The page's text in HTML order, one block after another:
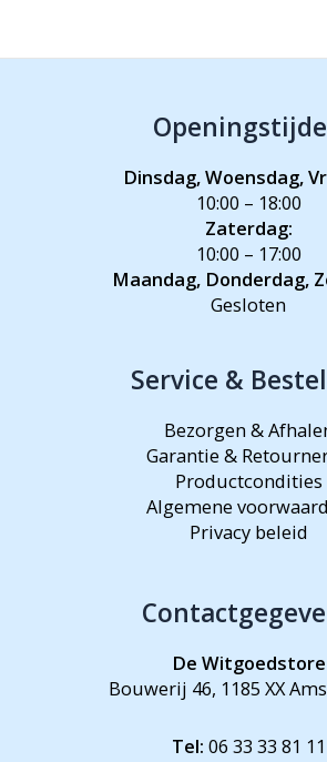
Dinsdag, Woensdag,
10:00 – 18:00
Zaterdag:
10:00 – 17:00
Maandag, Donderdag,
Gesloten
Service &
Bezorgen &
Garantie &
Productcondities
Algemene
Privacy beleid
De Witgoedstore
Bouwerij 46, 1185 XX
Tel: 06 33 33 81 11